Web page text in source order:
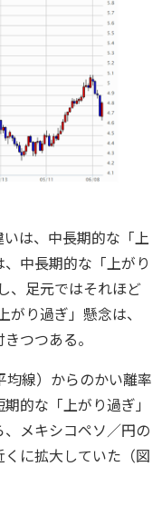
は、中長期的な「上
中長期的な「上がり
、足元ではそれほど
り過ぎ」懸念は、
つつある。
均線）からのかい離率
的な「上がり過ぎ」
メキシコペソ／円の
に拡大していた（図